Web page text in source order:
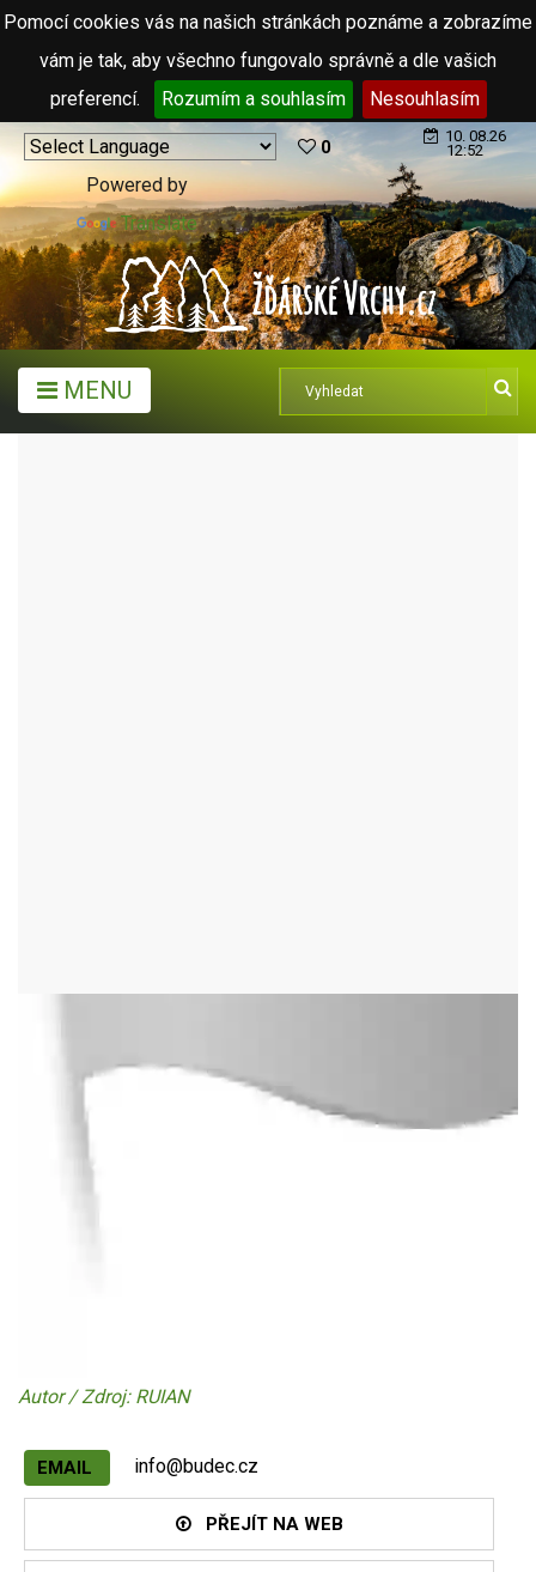
Pomocí cookies vás na našich stránkách poznáme a zobrazíme
vám je tak, aby všechno fungovalo správně a dle vašich
preferencí.
Rozumím a souhlasím Nesouhlasím
Powered by
Translate
0
10. 08.26
12:52
MENU
Autor / Zdroj: RUIAN
EMAIL info@budec.cz
PŘEJÍT NA WEB